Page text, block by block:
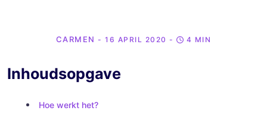
CARMEN- 16 APRIL 2020 - 4 MIN
Inhoudsopgave
Hoe werkt het?